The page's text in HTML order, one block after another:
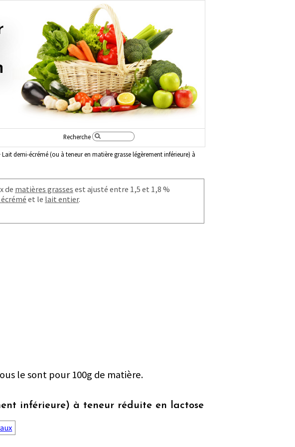
Recherche
demi-écrémé (ou à teneur en matière grasse légèrement inférieure) à
de matières grasses est ajusté entre 1,5 et 1,8 %
et le lait entier.
le sont pour 100g de matière.
inférieure) à teneur réduite en lactose